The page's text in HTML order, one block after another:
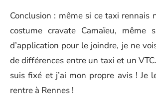
Conclusion : même si ce taxi rennais
costume cravate Camaïeu,
d’application pour le joindre, je ne
de différences entre un taxi et un
suis fixé et j’ai mon propre avis ! Je
rentre à Rennes !